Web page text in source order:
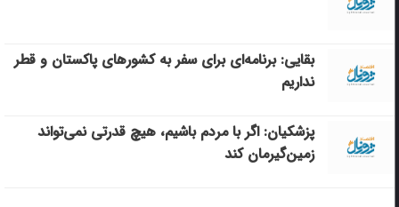
بقایی: برنامه‌ای برای سفر به کشورهای پاکستان و قطر
نداریم
پزشکیان: اگر با مردم باشیم، هیچ قدرتی نمی‌تواند
زمین‌گیرمان کند